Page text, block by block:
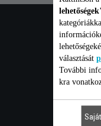
választását
További
kra